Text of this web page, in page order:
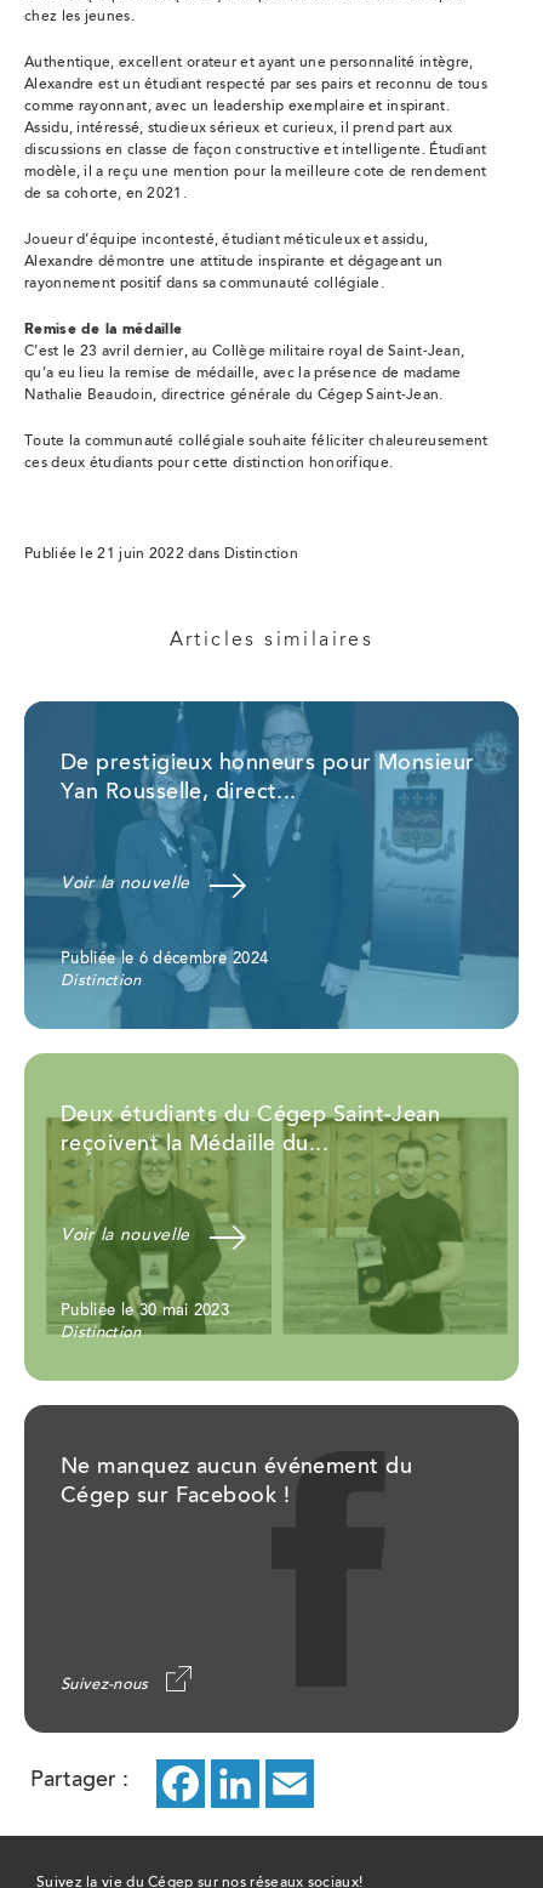
Partager : Facebook
ce
lien
ouvrira
LinkedIn
ce
lien
ouvrira
lien
ouvrira
chez les jeunes.
Authentique, excellent orateur et ayant une personnalité intègre,
Alexandre est un étudiant respecté par ses pairs et reconnu de tous
comme rayonnant, avec un leadership exemplaire et inspirant.
Assidu, intéressé, studieux sérieux et curieux, il prend part aux
discussions en classe de façon constructive et intelligente. Étudiant
modèle, il a reçu une mention pour la meilleure cote de rendement
de sa cohorte, en 2021.
Joueur d’équipe incontesté, étudiant méticuleux et assidu,
Alexandre démontre une attitude inspirante et dégageant un
rayonnement positif dans sa communauté collégiale.
Remise de la médaille
C’est le 23 avril dernier, au Collège militaire royal de Saint-Jean,
qu’a eu lieu la remise de médaille, avec la présence de madame
Nathalie Beaudoin, directrice générale du Cégep Saint-Jean.
Toute la communauté collégiale souhaite féliciter chaleureusement
ces deux étudiants pour cette distinction honorifique.
Publiée le 21 juin 2022 dans Distinction
Articles similaires
De prestigieux honneurs pour Monsieur
Yan Rousselle, direct...
Voir la nouvelle
Publiée le 6 décembre 2024
Distinction
Deux étudiants du Cégep Saint-Jean
reçoivent la Médaille du...
Voir la nouvelle
Publiée le 30 mai 2023
Distinction
Ne manquez aucun événement du
Cégep sur Facebook !
Suivez-nous
Suivez la vie du Cégep sur nos réseaux sociaux!